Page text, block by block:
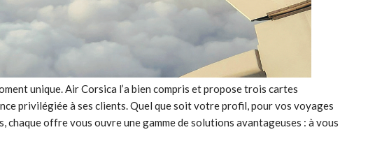
unique. Air Corsica l’a bien compris et propose trois cartes
privilégiée à ses clients. Quel que soit votre profil, pour vos voyages
chaque offre vous ouvre une gamme de solutions avantageuses : à vous